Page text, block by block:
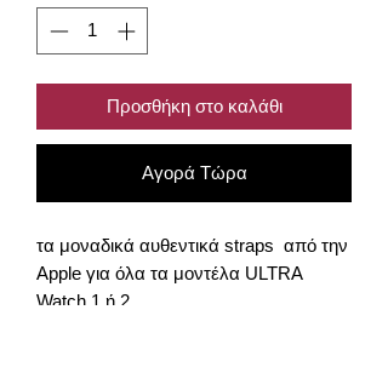
Προσθήκη στο καλάθι
Αγορά Τώρα
τα μοναδικά αυθεντικά straps από την
Apple για όλα τα μοντέλα ULTRA
Watch 1 ή 2.